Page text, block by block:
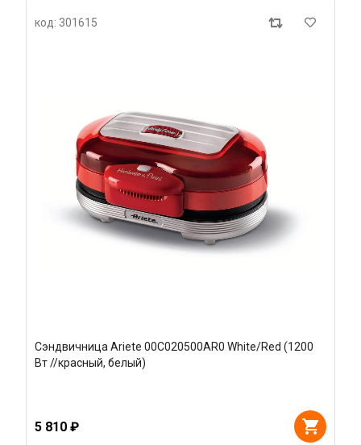
код: 301615
Сэндвичница Ariete 00C020500AR0 White/Red (1200
Вт //красный, белый)
5 810 ₽